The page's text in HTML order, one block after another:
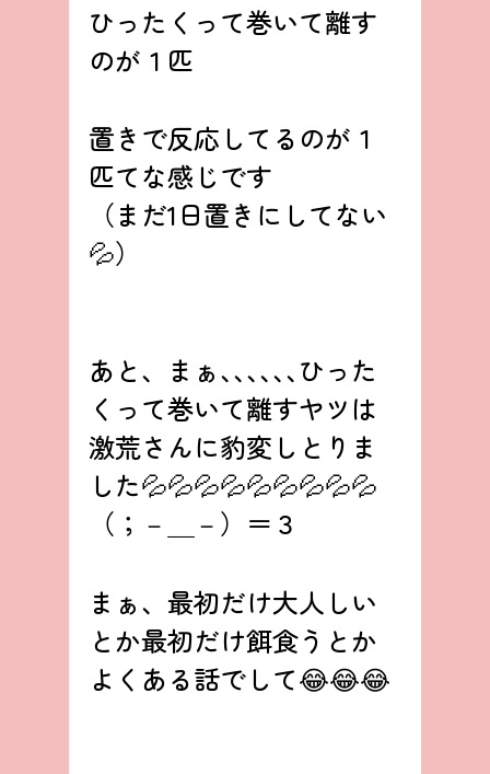
ひったくって巻いて離す
のが１匹
置きで反応してるのが１
匹てな感じです
（まだ1日置きにしてない
💦）
あと、まぁ､､､､､､ひった
くって巻いて離すヤツは
激荒さんに豹変しとりま
した💦💦💦💦💦💦💦💦💦
（；－＿－）＝３
まぁ、最初だけ大人しい
とか最初だけ餌食うとか
よくある話でして😂😂😂